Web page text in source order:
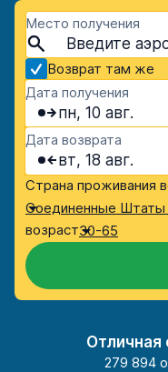
Место получения
Возврат там же
Дата получения
пн, 10 авг.
Дата возврата
вт, 18 авг.
Страна проживания
Соединенные
возраст30-65
Отличная
279 894